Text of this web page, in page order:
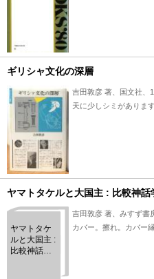
ギリシャ文化の深層
吉田敦彦 著、国文社、
天に少しシミがありま
ヤマトタケルと大国主 : 比較神話
ヤマトタケ
ルと大国主 :
比較神話学
吉田敦彦 著、みすず書
カバー。擦れ。カバー